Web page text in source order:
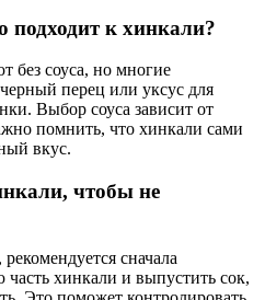
подходит к хинкали?
без соуса, но многие
перец или уксус для
Выбор соуса зависит от
помнить, что хинкали сами
вкус.
чтобы не
сначала
хинкали и выпустить сок,